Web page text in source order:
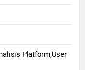
Platform,User